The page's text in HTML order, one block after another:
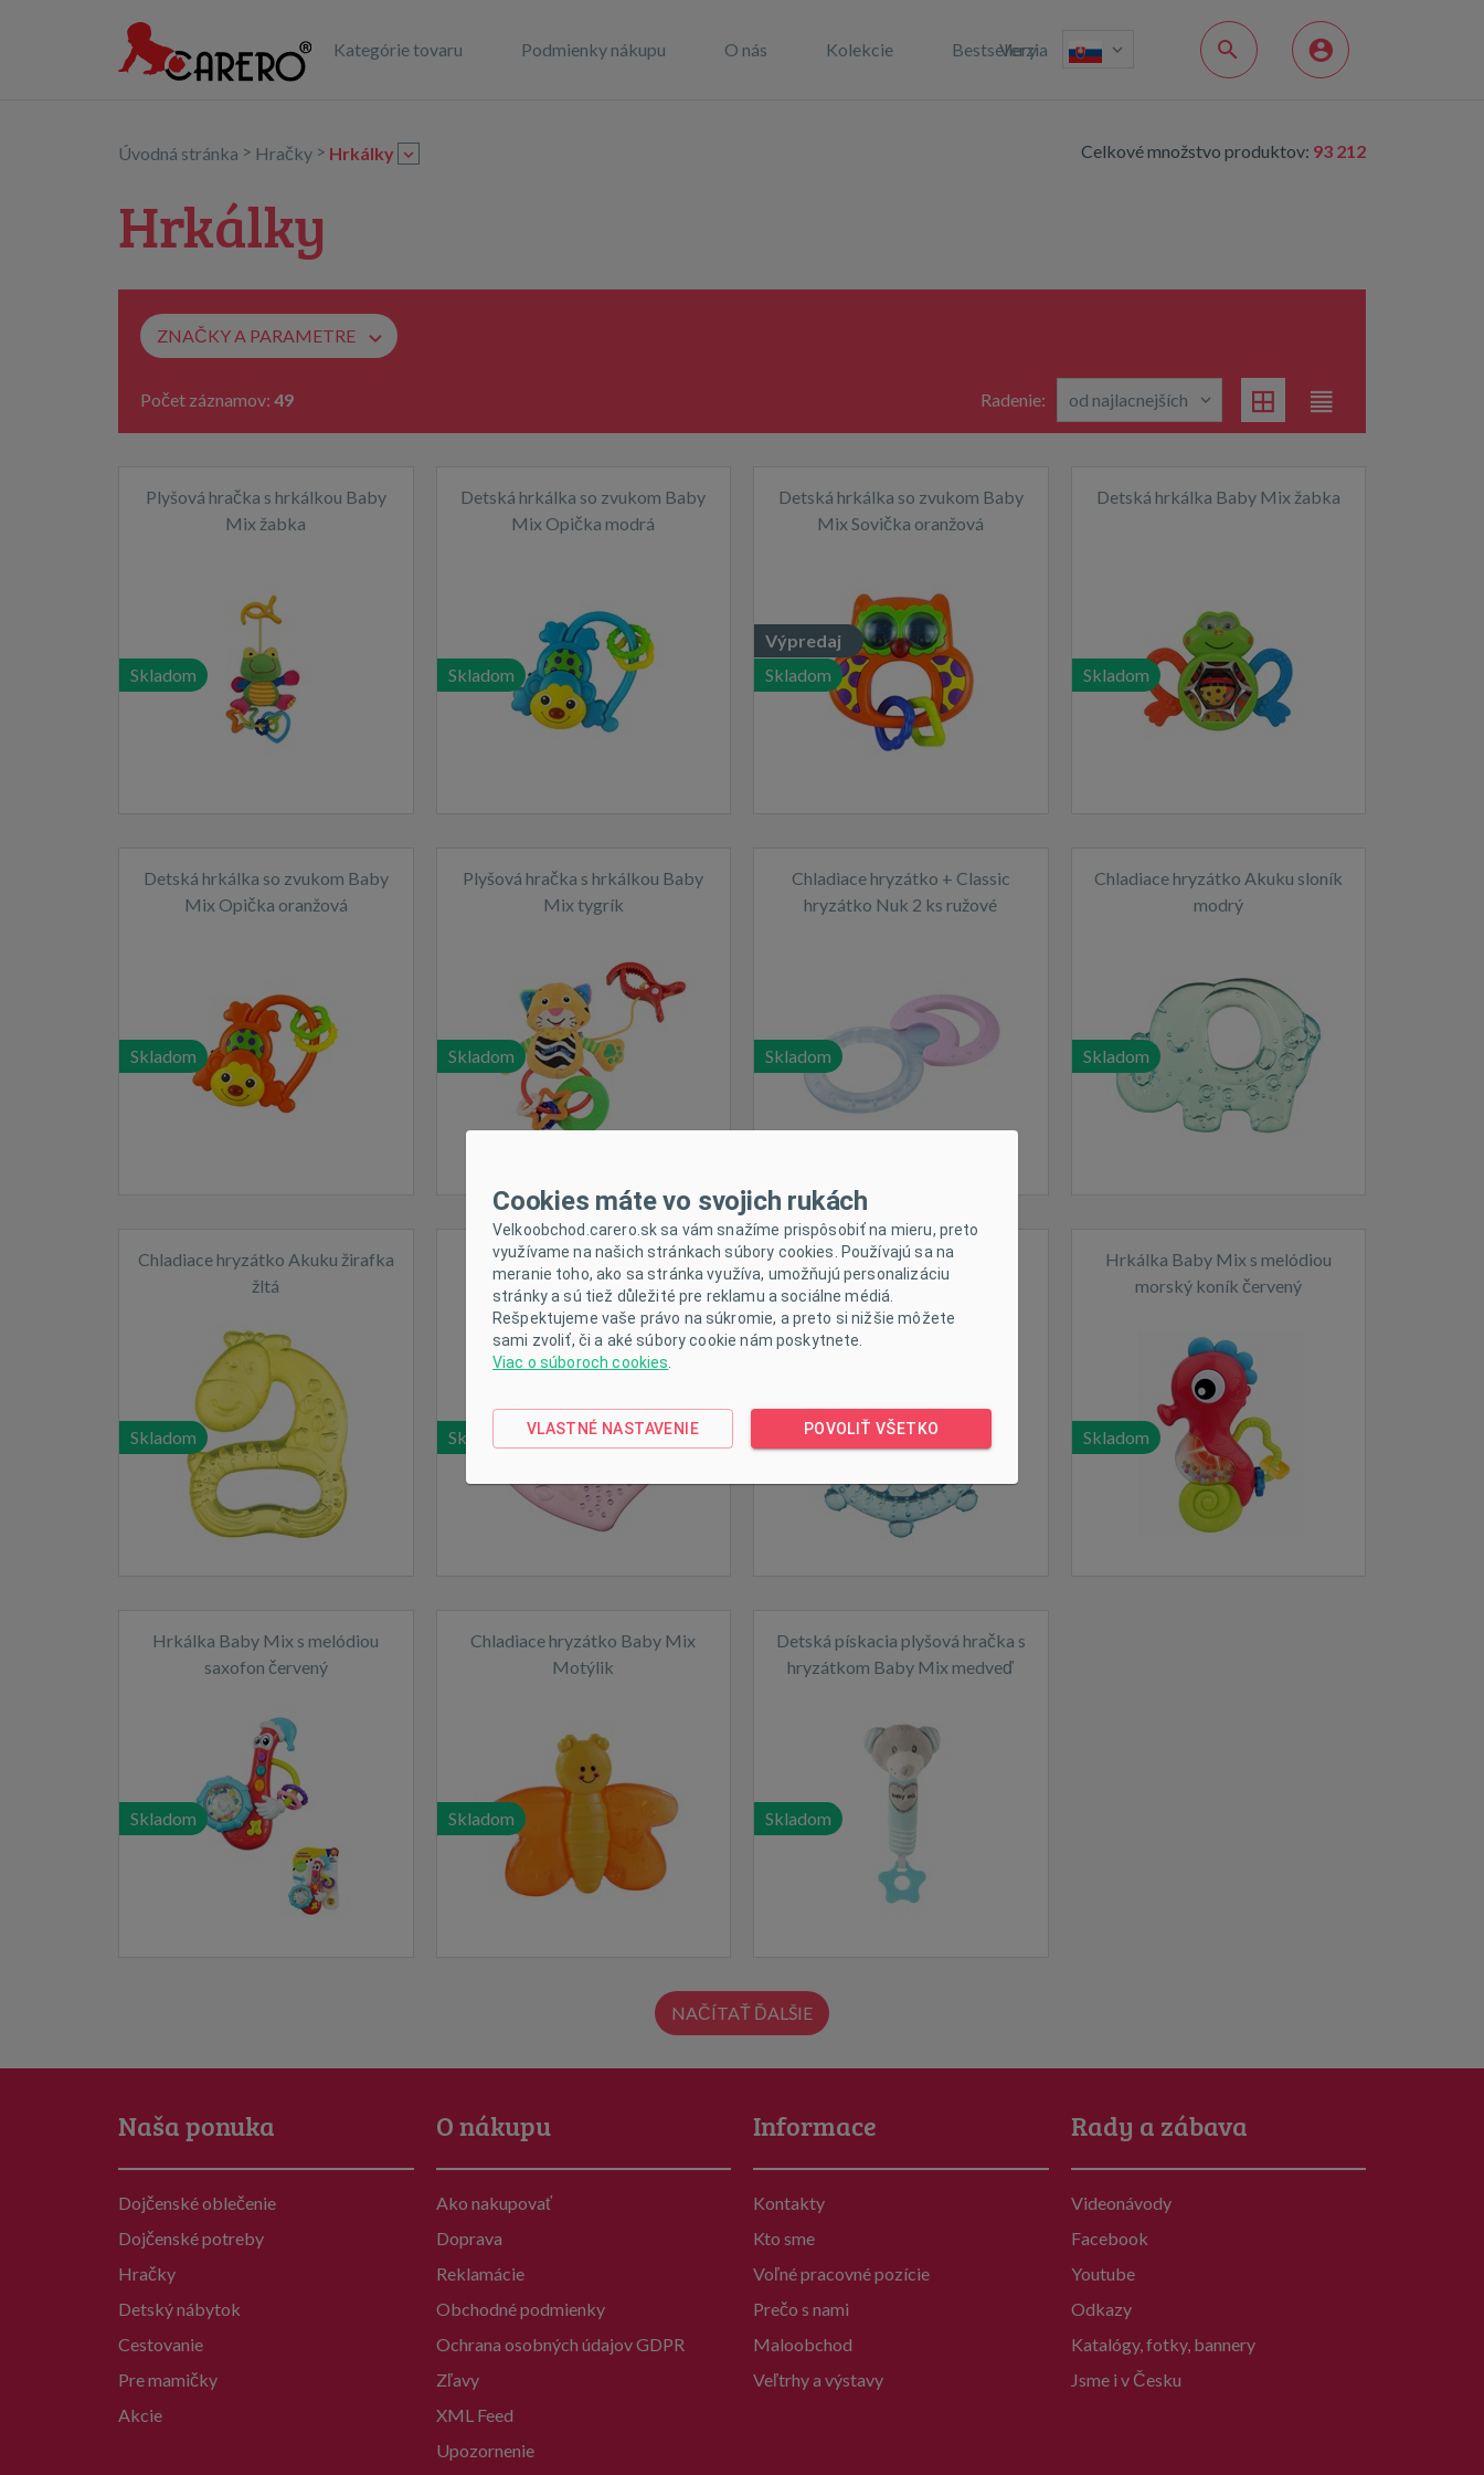
Kategórie tovaru Podmienky nákupu O nás Kolekcie Bestsellery
Verzia
Celkové množstvo produktov: 93 212
Úvodná stránka > Hračky > Hrkálky
Hrkálky
ZNAČKY A PARAMETRE
Radenie:
Počet záznamov: 49
Plyšová hračka s hrkálkou Baby
Mix žabka
Skladom
Detská hrkálka so zvukom Baby
Mix Opička modrá
Skladom
Detská hrkálka so zvukom Baby
Mix Sovička oranžová
Výpredaj
Skladom
Detská hrkálka Baby Mix žabka
Skladom
Detská hrkálka so zvukom Baby
Mix Opička oranžová
Skladom
Plyšová hračka s hrkálkou Baby
Mix tygrík
Skladom
Chladiace hryzátko + Classic
hryzátko Nuk 2 ks ružové
Skladom
Chladiace hryzátko Akuku sloník
modrý
Skladom
Chladiace hryzátko Akuku žirafka
žltá
Skladom
Chladiace hryzátko Akuku
srdiečko ružové
Skladom
Chladiace hryzátko Akuku
kormidlo modré
Skladom
Hrkálka Baby Mix s melódiou
morský koník červený
Skladom
Hrkálka Baby Mix s melódiou
saxofon červený
Skladom
Chladiace hryzátko Baby Mix
Motýlik
Skladom
Detská pískacia plyšová hračka s
hryzátkom Baby Mix medveď
Skladom
NAČÍTAŤ ĎALŠIE
Naša ponuka
Dojčenské oblečenie
Dojčenské potreby
Hračky
Detský nábytok
Cestovanie
Pre mamičky
Akcie
O nákupu
Ako nakupovať
Doprava
Reklamácie
Obchodné podmienky
Ochrana osobných údajov GDPR
Zľavy
XML Feed
Upozornenie
Informace
Kontakty
Kto sme
Voľné pracovné pozície
Prečo s nami
Maloobchod
Veľtrhy a výstavy
Rady a zábava
Videonávody
Facebook
Youtube
Odkazy
Katalógy, fotky, bannery
Jsme i v Česku
Cookies máte vo svojich rukách
Velkoobchod.carero.sk sa vám snažíme prispôsobiť na mieru, preto
využívame na našich stránkach súbory cookies. Používajú sa na
meranie toho, ako sa stránka využíva, umožňujú personalizáciu
stránky a sú tiež důležité pre reklamu a sociálne médiá.
Rešpektujeme vaše právo na súkromie, a preto si nižšie môžete
sami zvoliť, či a aké súbory cookie nám poskytnete.
Viac o súboroch cookies
VLASTNÉ NASTAVENIE POVOLIŤ VŠETKO